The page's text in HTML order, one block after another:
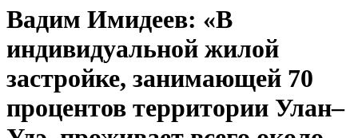
Вадим Имидеев: «В
индивидуальной жилой
застройке, занимающей 70
процентов территории Улан–